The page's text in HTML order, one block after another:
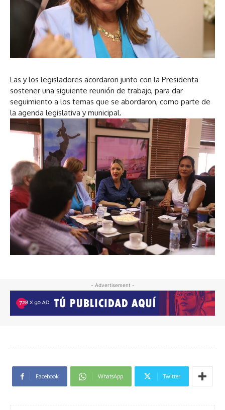
Las y los legisladores acordaron junto con la Presidenta
sostener una siguiente reunión de trabajo, para dar
seguimiento a los temas que se abordaron, como parte de
la agenda legislativa y municipal.
- Advertisement -
Facebook WhatsApp Twitter